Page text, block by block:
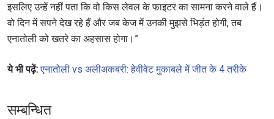
इसलिए उन्हें नहीं पता कि वो किस लेवल के फाइटर का सामना करने वाले हैं।
वो दिन में सपने देख रहे हैं और जब केज में उनकी मुझसे भिड़ंत होगी, तब
एनातोली को खतरे का अहसास होगा।”
ये भीपढ़ें: एनातोली vs अलीअकबरी: हेवीवेट मुकाबले में जीत के 4 तरीके
सम्बन्धित